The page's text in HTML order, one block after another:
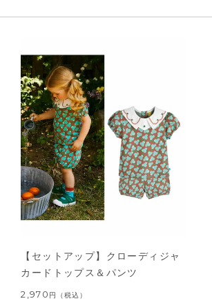
【セットアップ】クローディジャ
カードトップス＆パンツ
2,970 円 （税込）